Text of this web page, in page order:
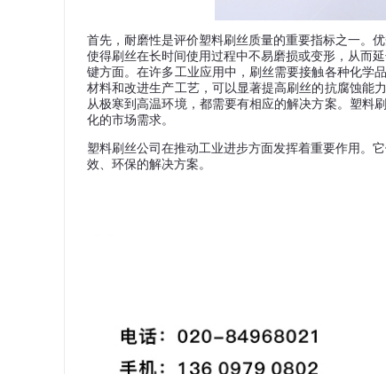
首先，耐磨性是评价塑料刷丝质量的重要指标之一。
使得刷丝在长时间使用过程中不易磨损或变形，从而
键方面。在许多工业应用中，刷丝需要接触各种化学
材料和改进生产工艺，可以显著提高刷丝的抗腐蚀能
从极寒到高温环境，都需要有相应的解决方案。塑料
化的市场需求。
塑料刷丝公司在推动工业进步方面发挥着重要作用。
效、环保的解决方案。